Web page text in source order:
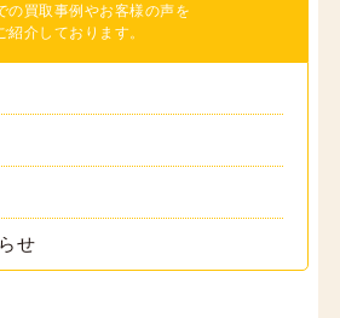
の買取事例やお客様の声を
紹介しております。
せ